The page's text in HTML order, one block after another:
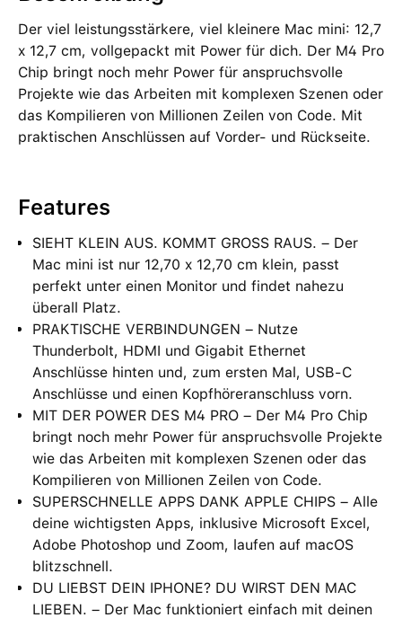
Der viel leistungsstärkere, viel kleinere Mac mini: 12,7
x 12,7 cm, vollgepackt mit Power für dich. Der M4 Pro
Chip bringt noch mehr Power für anspruchsvolle
Projekte wie das Arbeiten mit komplexen Szenen oder
das Kompilieren von Millionen Zeilen von Code. Mit
praktischen Anschlüssen auf Vorder- und Rückseite.
Features
SIEHT KLEIN AUS. KOMMT GROSS RAUS. – Der
Mac mini ist nur 12,70 x 12,70 cm klein, passt
perfekt unter einen Monitor und findet nahezu
überall Platz.
PRAKTISCHE VERBINDUNGEN – Nutze
Thunderbolt, HDMI und Gigabit Ethernet
Anschlüsse hinten und, zum ersten Mal, USB‑C
Anschlüsse und einen Kopfhöreranschluss vorn.
MIT DER POWER DES M4 PRO – Der M4 Pro Chip
bringt noch mehr Power für anspruchsvolle Projekte
wie das Arbeiten mit komplexen Szenen oder das
Kompilieren von Millionen Zeilen von Code.
SUPERSCHNELLE APPS DANK APPLE CHIPS – Alle
deine wichtigsten Apps, inklusive Microsoft Excel,
Adobe Photoshop und Zoom, laufen auf macOS
blitzschnell.
DU LIEBST DEIN IPHONE? DU WIRST DEN MAC
LIEBEN. – Der Mac funktioniert einfach mit deinen